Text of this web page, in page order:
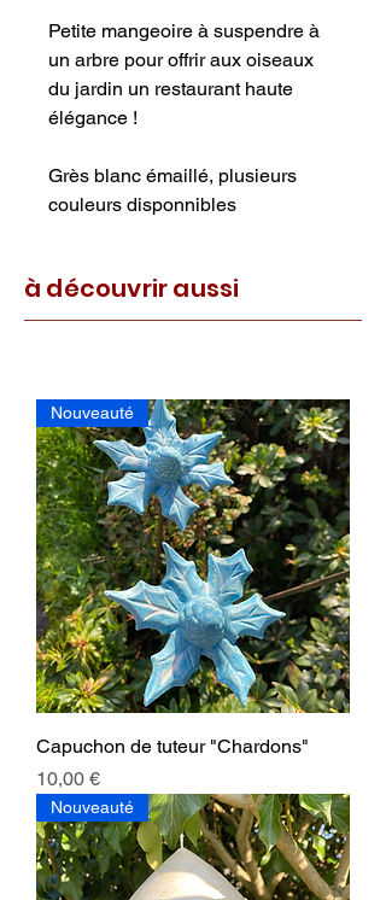
Petite mangeoire à suspendre à
un arbre pour offrir aux oiseaux
du jardin un restaurant haute
élégance !
Grès blanc émaillé, plusieurs
couleurs disponnibles
à découvrir aussi
Nouveauté
Capuchon de tuteur "Chardons"
Prix
10,00 €
Nouveauté